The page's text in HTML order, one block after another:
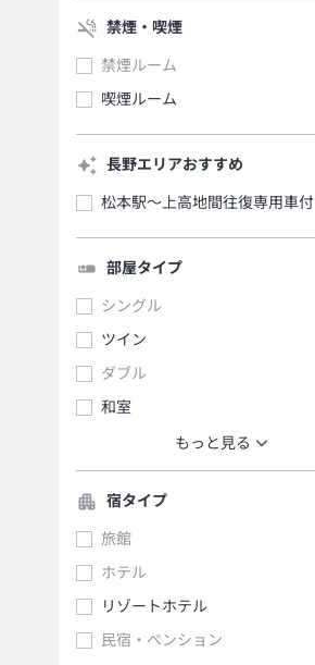
禁煙・喫煙
禁煙ルーム
喫煙ルーム
長野エリアおすすめ
松本駅～上高地間往復専用車付
部屋タイプ
シングル
ツイン
ダブル
和室
もっと見る
宿タイプ
旅館
ホテル
リゾートホテル
民宿・ペンション